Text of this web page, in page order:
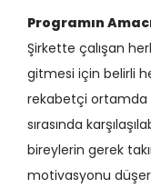
Programın
Şirkette çalışan
gitmesi için belirli
rekabetçi ortamda
sırasında
bireylerin gerek
motivasyonu